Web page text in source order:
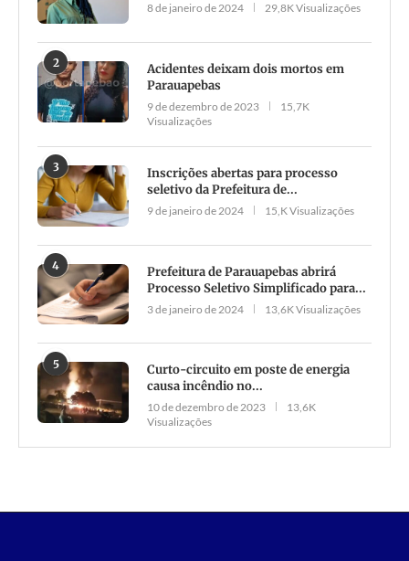
8 de janeiro de 2024 29,8K Visualizações
2
Acidentes deixam dois mortos em
Parauapebas
9 de dezembro de 2023
15,7K
Visualizações
3
Inscrições abertas para processo
seletivo da Prefeitura de...
9 de janeiro de 2024 15,K Visualizações
4
Prefeitura de Parauapebas abrirá
Processo Seletivo Simplificado para...
3 de janeiro de 2024 13,6K Visualizações
5
Curto-circuito em poste de energia
causa incêndio no...
10 de dezembro de 2023
13,6K
Visualizações